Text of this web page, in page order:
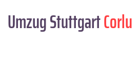
Umzug StuttgartCorlu